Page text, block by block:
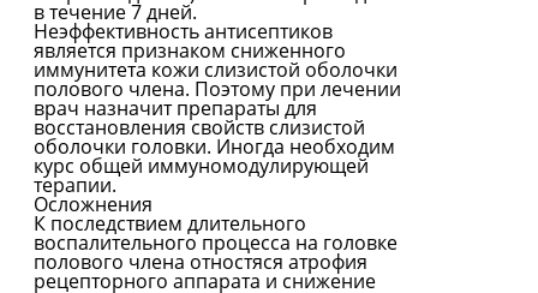
в течение 7 дней.
Неэффективность антисептиков
является признаком сниженного
иммунитета кожи слизистой оболочки
полового члена. Поэтому при лечении
врач назначит препараты для
восстановления свойств слизистой
оболочки головки. Иногда необходим
курс общей иммуномодулирующей
терапии.
Осложнения
К последствием длительного
воспалительного процесса на головке
полового члена отностяся атрофия
рецепторного аппарата и снижение